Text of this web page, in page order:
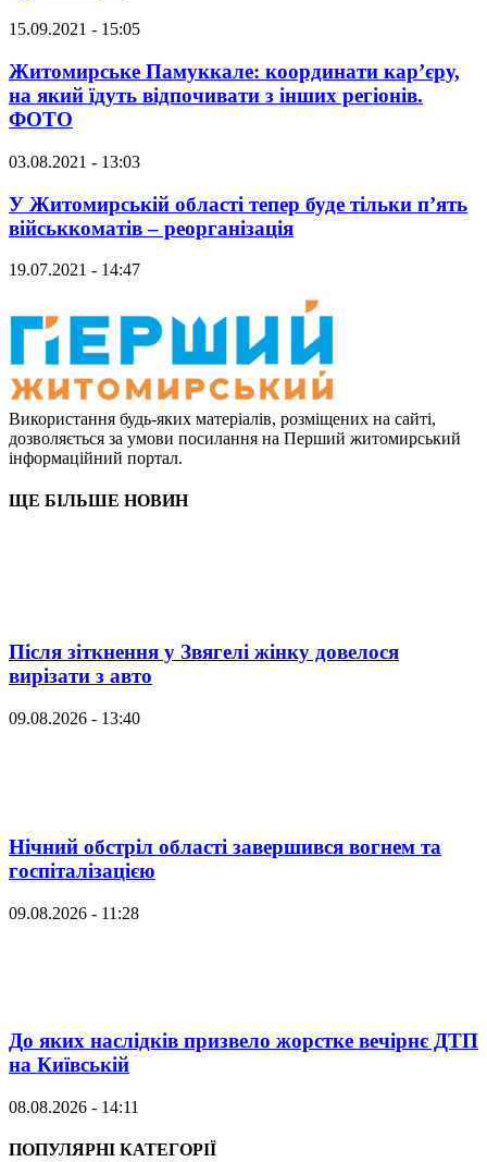
15.09.2021 - 15:05
Житомирське Памуккале: координати кар’єру,
на який їдуть відпочивати з інших регіонів.
ФОТО
03.08.2021 - 13:03
У Житомирській області тепер буде тільки п’ять
військкоматів – реорганізація
19.07.2021 - 14:47
Використання будь-яких матеріалів, розміщених на сайті,
дозволяється за умови посилання на Перший житомирський
інформаційний портал.
ЩЕ БІЛЬШЕ НОВИН
Після зіткнення у Звягелі жінку довелося
вирізати з авто
09.08.2026 - 13:40
Нічний обстріл області завершився вогнем та
госпіталізацією
09.08.2026 - 11:28
До яких наслідків призвело жорстке вечірнє ДТП
на Київській
08.08.2026 - 14:11
ПОПУЛЯРНІ КАТЕГОРІЇ